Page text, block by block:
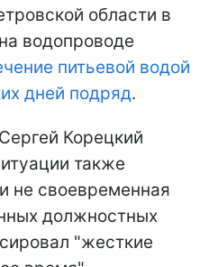
области в
водопроводе
питьевой водой
дней подряд.
Корецкий
также
не своевременная
должностных
"жесткие